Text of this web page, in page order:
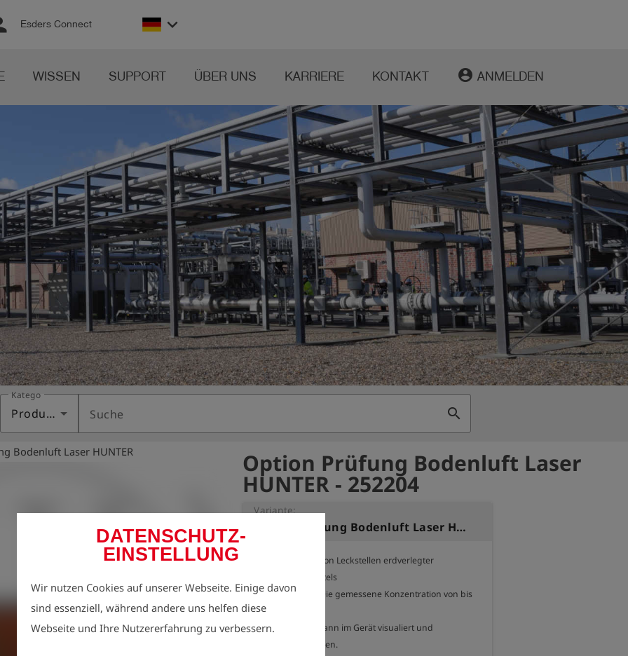
DATENSCHUTZ-
EINSTELLUNG
Wir nutzen Cookies auf unserer Webseite. Einige davon
sind essenziell, während andere uns helfen diese
Webseite und Ihre Nutzererfahrung zu verbessern.
Esders Connect keyboard_arrow_down
WISSEN SUPPORT ÜBER UNS KARRIERE KONTAKT account_circle ANMELDEN
Kategorie
Produkte Suche search
Bodenluft Laser HUNTER Option Prüfung Bodenluft Laser
HUNTER - 252204
Variante:
Option Prüfung Bodenluft Laser HUNTER
Zur Lokalisation von Leckstellen erdverlegter
Gasleitungen mittels
Bohrlochsonde. Die gemessene Konzentration von bis
zu neun
Sondenlöchern kann im Gerät visualiert und
gespeichert werden.